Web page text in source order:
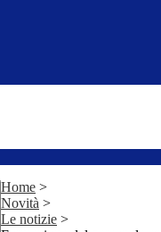
Home >
Novità >
Le notizie >